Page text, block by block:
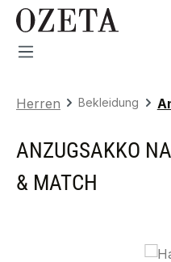
Zum Hauptinhalt springen
Herren Bekleidung
ANZUGSAKKO
& MATCH
Bildergalerie